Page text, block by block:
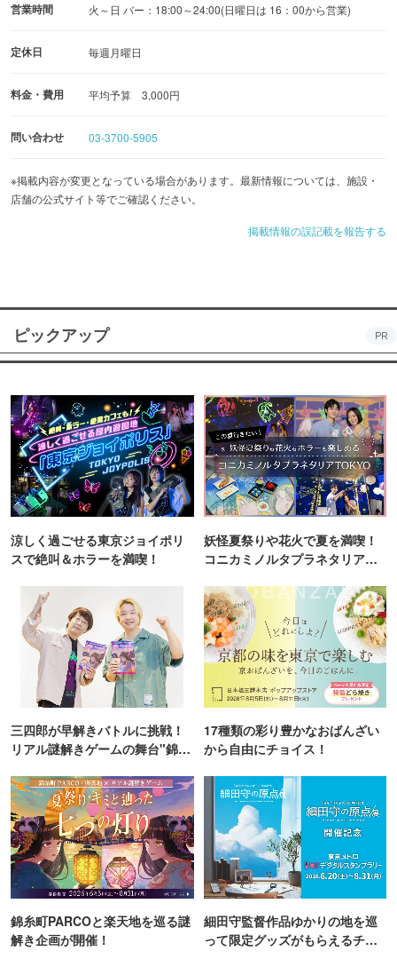
営業時間 火～日 バー：18:00～24:00(日曜日は 16：00から営業)
定休日 毎週月曜日
料金・費用 平均予算 3,000円
問い合わせ 03-3700-5905
※掲載内容が変更となっている場合があります。最新情報については、施設・
店舗の公式サイト等でご確認ください。
掲載情報の誤記載を報告する
ピックアップ PR
涼しく過ごせる東京ジョイポリ
スで絶叫＆ホラーを満喫！
妖怪夏祭りや花火で夏を満喫！
コニカミノルタプラネタリア
三四郎が早解きバトルに挑戦！
リアル謎解きゲームの舞台"錦糸
17種類の彩り豊かなおばんざい
から自由にチョイス！
錦糸町PARCOと楽天地を巡る謎
解き企画が開催！
細田守監督作品ゆかりの地を巡
って限定グッズがもらえるチャ